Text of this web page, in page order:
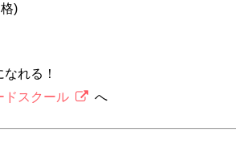
)
なれる！
ドスクール へ